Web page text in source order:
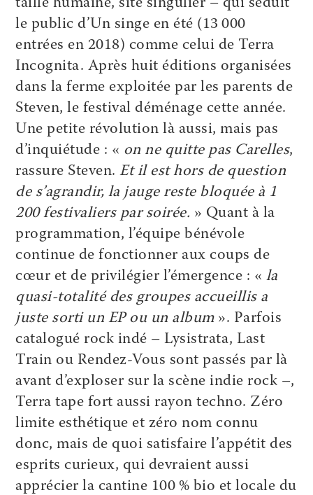
taille humaine, site singulier – qui séduit
le public d’Un singe en été (13 000
entrées en 2018) comme celui de Terra
Incognita. Après huit éditions organisées
dans la ferme exploitée par les parents de
Steven, le festival déménage cette année.
Une petite révolution là aussi, mais pas
d’inquiétude : « on ne quitte pas Carelles,
rassure Steven.Et il est hors de question
de s’agrandir, la jauge reste bloquée à 1
200 festivaliers par soirée. » Quant à la
programmation, l’équipe bénévole
continue de fonctionner aux coups de
cœur et de privilégier l’émergence : « la
quasi-totalité des groupes accueillis a
juste sorti un EP ou un album». Parfois
catalogué rock indé – Lysistrata, Last
Train ou Rendez-Vous sont passés par là
avant d’exploser sur la scène indie rock –,
Terra tape fort aussi rayon techno. Zéro
limite esthétique et zéro nom connu
donc, mais de quoi satisfaire l’appétit des
esprits curieux, qui devraient aussi
apprécier la cantine 100 % bio et locale du